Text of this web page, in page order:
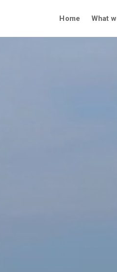
Home What